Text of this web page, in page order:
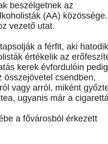
beszélgetnek az
(AA) közössége.
vezető utat.
a férfit, aki hatodik
értékelik az
kerek évfordulóin pedig
összejövetel csendben,
vagy arról, miként
ugyanis már a
a fővárosból érkezett